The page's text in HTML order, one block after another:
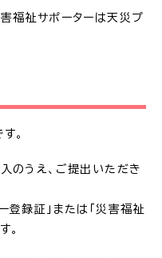
福祉サポーターは天災プ
。
のうえ、ご提出いただき
登録証」または「災害福祉
。